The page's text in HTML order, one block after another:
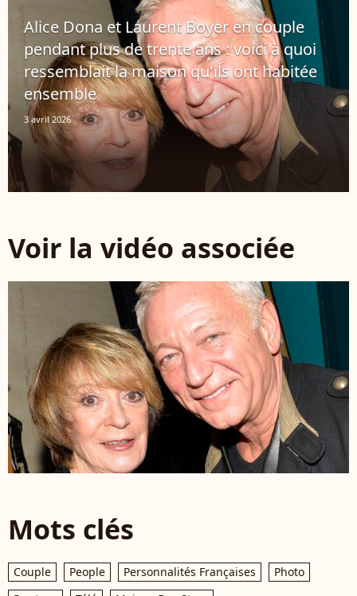
Alice Dona et Laurent Boyer en couple
pendant plus de trente ans : voici à quoi
ressemblait la maison qu'ils ont habitée
ensemble
3 avril 2026
Voir la vidéo associée
Mots clés
Couple People Personnalités Françaises
Photo